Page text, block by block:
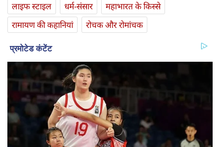
लाइफ स्‍टाइल
धर्म-संसार
महाभारत के किस्से
रामायण की कहानियां
रोचक और रोमांचक